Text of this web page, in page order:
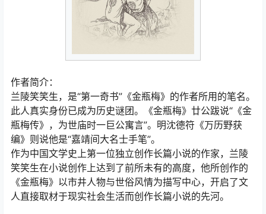
作者简介：
兰陵笑笑生，是“第一奇书”《金瓶梅》的作者所用的笔名。
此人真实身份已成为历史谜团。《金瓶梅》廿公跋说“《金
瓶梅传》，为世庙时一巨公寓言”。明沈德符《万历野获
编》则说他是“嘉靖间大名士手笔”。
作为中国文学史上第一位独立创作长篇小说的作家，兰陵
笑笑生在小说创作上达到了前所未有的高度，他所创作的
《金瓶梅》以市井人物与世俗风情为描写中心，开启了文
人直接取材于现实社会生活而创作长篇小说的先河。